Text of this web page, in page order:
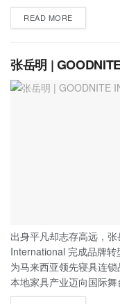
READ MORE
张岳明 |
出身平凡却志存高远，
International 完成品牌
为马来西亚领先寝具连
本地家具产业迈向国际舞